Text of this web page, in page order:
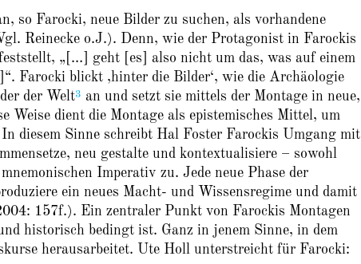
so Farocki, neue Bilder zu suchen, als vorhandene
Reinecke o.J.). Denn, wie der Protagonist in Farockis
„[…] geht [es] also nicht um das, was auf einem
Farocki blickt ‚hinter die Bilder‘, wie die Archäologie
der Welt3 an und setzt sie mittels der Montage in neue,
Weise dient die Montage als epistemisches Mittel, um
diesem Sinne schreibt Hal Foster Farockis Umgang mit
neu gestalte und kontextualisiere – sowohl
Imperativ zu. Jede neue Phase der
ein neues Macht- und Wissensregime und damit
157f.). Ein zentraler Punkt von Farockis Montagen
historisch bedingt ist. Ganz in jenem Sinne, in dem
herausarbeitet. Ute Holl unterstreicht für Farocki: